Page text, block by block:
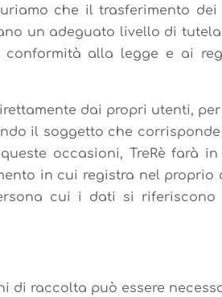
che il trasferimento
un adeguato livello di
alla legge e ai
dai propri utenti,
il soggetto che
occasioni, TreRè farà
in cui registra nel proprio
cui i dati si riferiscono
di raccolta può essere